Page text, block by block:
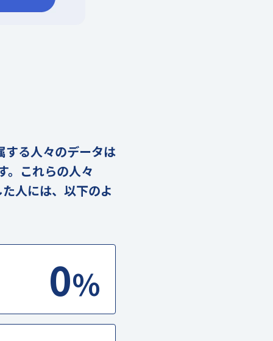
る人々のデータは
。これらの人々
人には、以下のよ
0%